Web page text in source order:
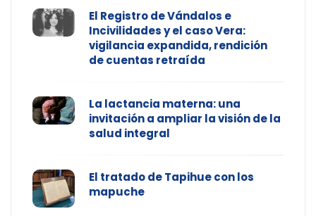
El Registro de Vándalos e
Incivilidades y el caso Vera:
vigilancia expandida, rendición
de cuentas retraída
La lactancia materna: una
invitación a ampliar la visión de la
salud integral
El tratado de Tapihue con los
mapuche